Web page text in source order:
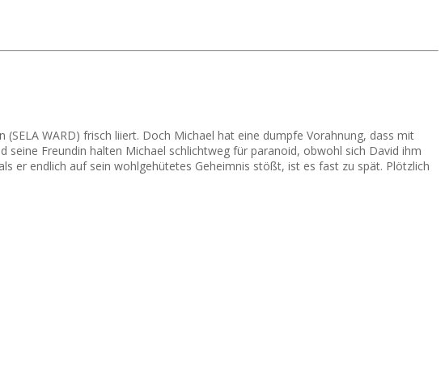
WARD) frisch liiert. Doch Michael hat eine dumpfe Vorahnung, dass mit
Freundin halten Michael schlichtweg für paranoid, obwohl sich David ihm
er endlich auf sein wohlgehütetes Geheimnis stößt, ist es fast zu spät. Plötzlich